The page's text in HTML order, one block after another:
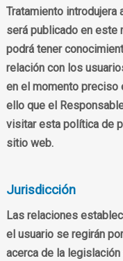
Tratamiento introdujera
será publicado en este
podrá tener
relación con los
en el momento preciso
ello que el
visitar esta política de
sitio web.
Jurisdicción
Las relaciones
el usuario se regirán
acerca de la